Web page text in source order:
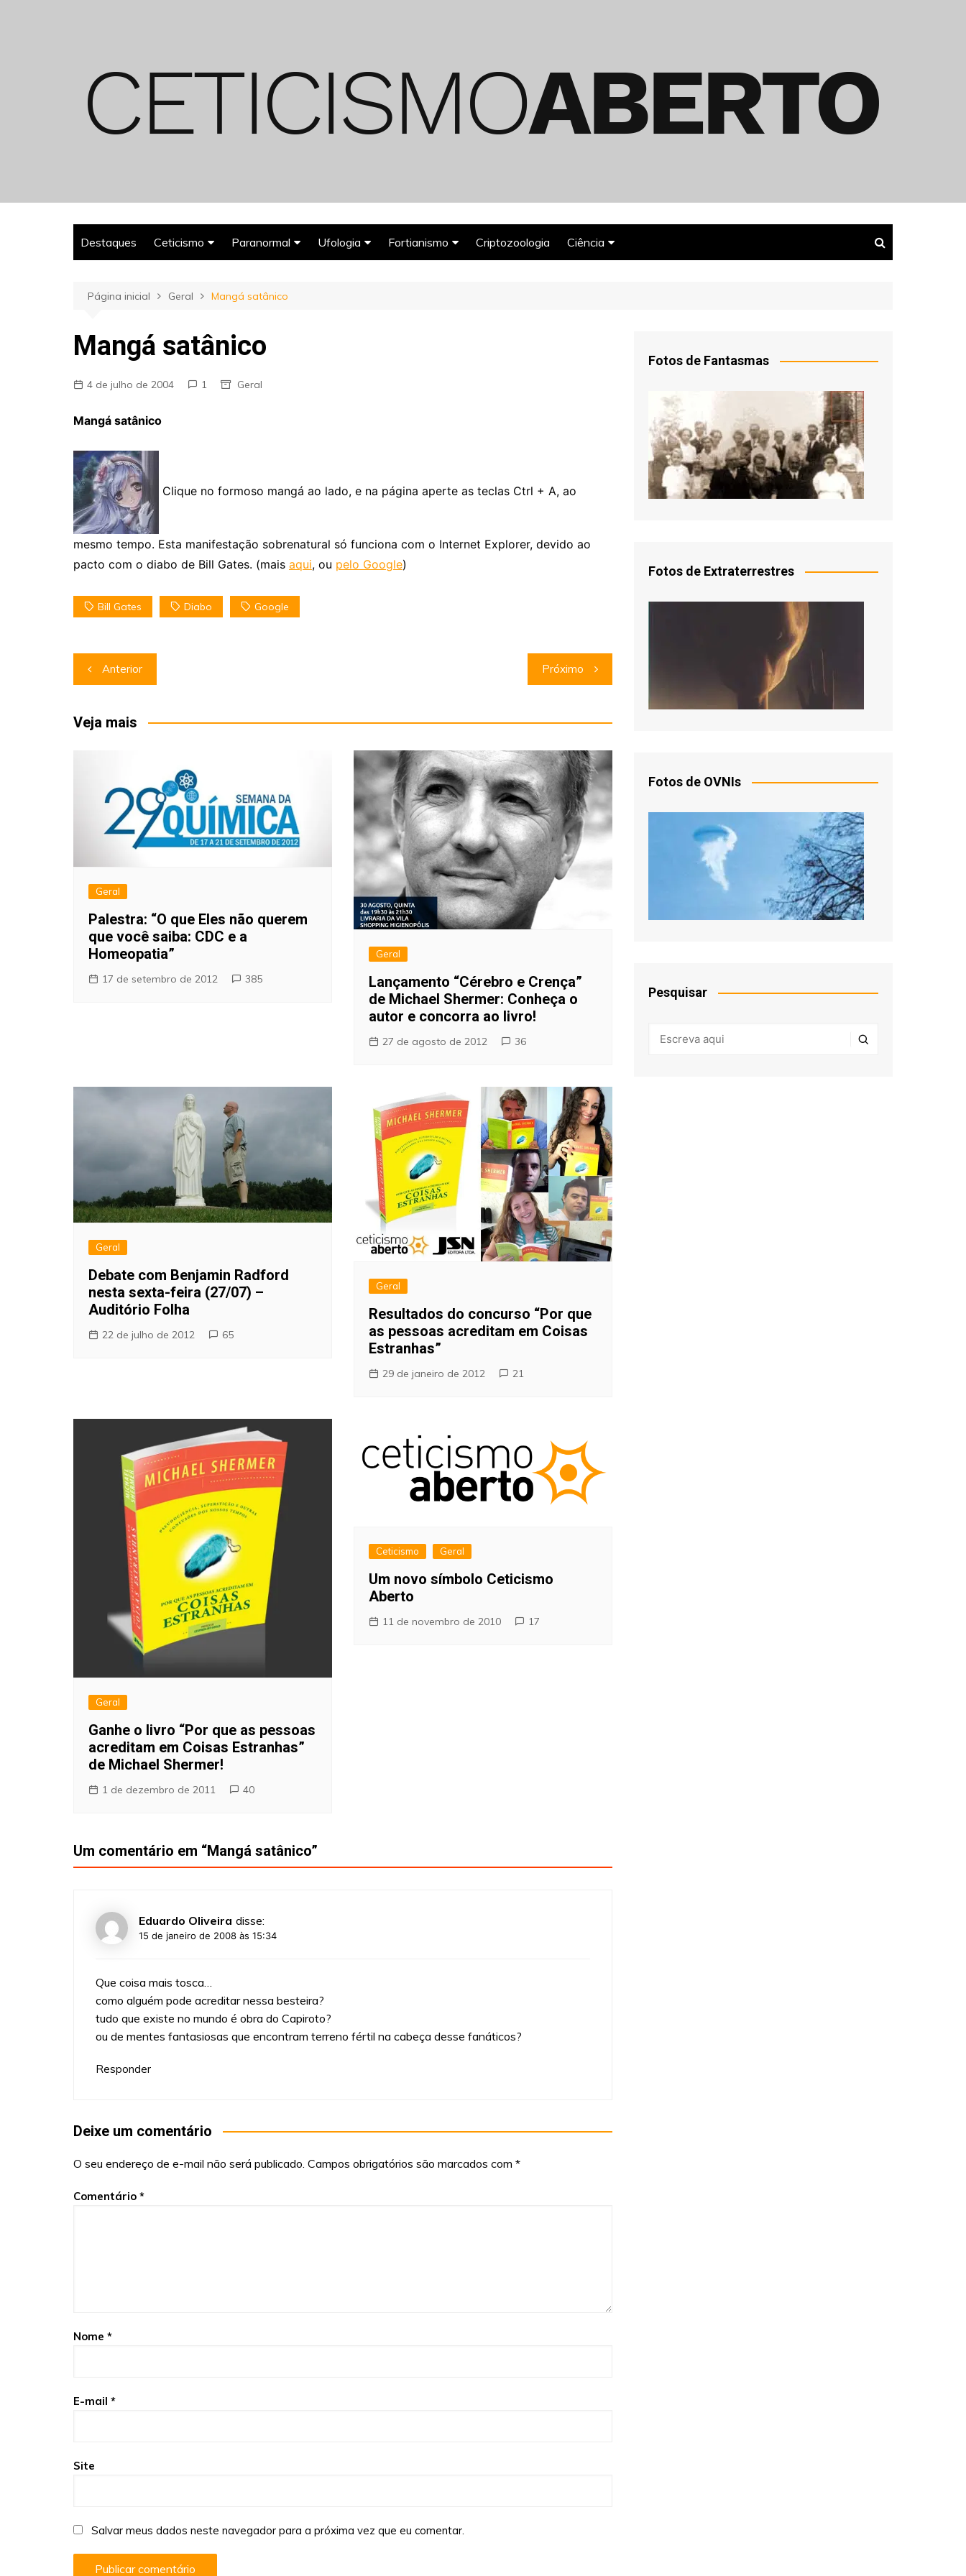
Destaques Ceticismo
Espiritualismo
Pareidolia
Paranormal Ufologia Fortianismo Criptozoologia Ciência
Página inicial Geral Mangá satânico
Mangá satânico
4 de julho de 2004 1 Geral
Mangá satânico
Clique no formoso mangá ao lado, e na página aperte as teclas Ctrl + A, ao
mesmo tempo. Esta manifestação sobrenatural só funciona com o Internet Explorer, devido ao
pacto com o diabo de Bill Gates. (mais aqui, ou pelo Google)
Bill Gates Diabo Google
Navegação
de
Post
Anterior Próximo
Veja mais
Geral
Palestra: “O que Eles não querem
que você saiba: CDC e a
Homeopatia”
17 de setembro de 2012 385
Geral
Lançamento “Cérebro e Crença”
de Michael Shermer: Conheça o
autor e concorra ao livro!
27 de agosto de 2012 36
Geral
Debate com Benjamin Radford
nesta sexta-feira (27/07) –
Auditório Folha
22 de julho de 2012 65
Geral
Resultados do concurso “Por que
as pessoas acreditam em Coisas
Estranhas”
29 de janeiro de 2012 21
Geral
Ganhe o livro “Por que as pessoas
acreditam em Coisas Estranhas”
de Michael Shermer!
1 de dezembro de 2011 40
Ceticismo Geral
Um novo símbolo Ceticismo
Aberto
11 de novembro de 2010 17
Um comentário em “Mangá satânico”
Eduardo Oliveira disse:
15 de janeiro de 2008 às 15:34
Que coisa mais tosca…
como alguém pode acreditar nessa besteira?
tudo que existe no mundo é obra do Capiroto?
ou de mentes fantasiosas que encontram terreno fértil na cabeça desse fanáticos?
Responder
Deixe um comentário
O seu endereço de e-mail não será publicado. Campos obrigatórios são marcados com *
Comentário *
Nome *
E-mail *
Site
Salvar meus dados neste navegador para a próxima vez que eu comentar.
Fotos de Fantasmas
Fotos de Extraterrestres
Fotos de OVNIs
Pesquisar